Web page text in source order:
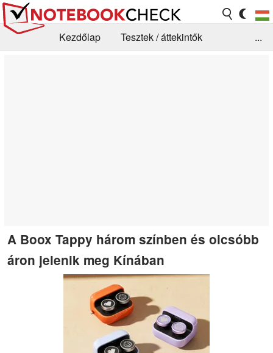
Kezdőlap
Tesztek / áttekintők
...
A Boox Tappy három színben és olcsóbb
áron jelenik meg Kínában